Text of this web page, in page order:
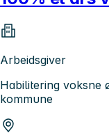
Arbeidsgiver
Habilitering voksne
kommune